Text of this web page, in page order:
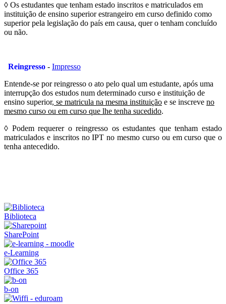
◊ Os estudantes que tenham estado inscritos e matriculados em
instituição de ensino superior estrangeiro em curso definido como
superior pela legislação do país em causa, quer o tenham concluído
ou não.
Reingresso - Impresso
Entende-se por reingresso o ato pelo qual um estudante, após uma
interrupção dos estudos num determinado curso e instituição de
ensino superior, se matricula na mesma instituição e se inscreve no
mesmo curso ou em curso que lhe tenha sucedido.
◊ Podem requerer o reingresso os estudantes que tenham estado
matriculados e inscritos no IPT no mesmo curso ou em curso que o
tenha antecedido.
Biblioteca
SharePoint
e-Learning
Office 365
b-on